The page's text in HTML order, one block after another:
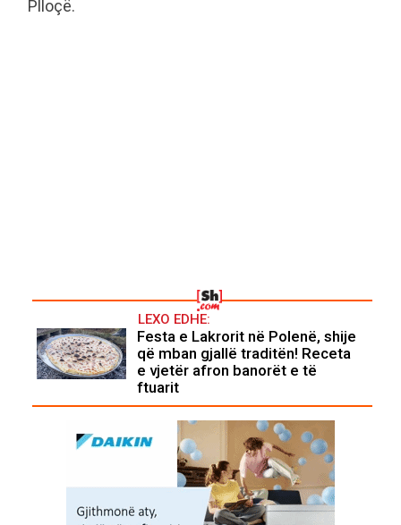
Plloçë.
LEXO EDHE:
Festa e Lakrorit në Polenë, shije
që mban gjallë traditën! Receta
e vjetër afron banorët e të
ftuarit